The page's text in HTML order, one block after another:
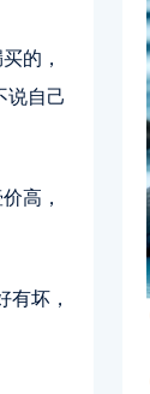
的，
说自己
高，
坏，